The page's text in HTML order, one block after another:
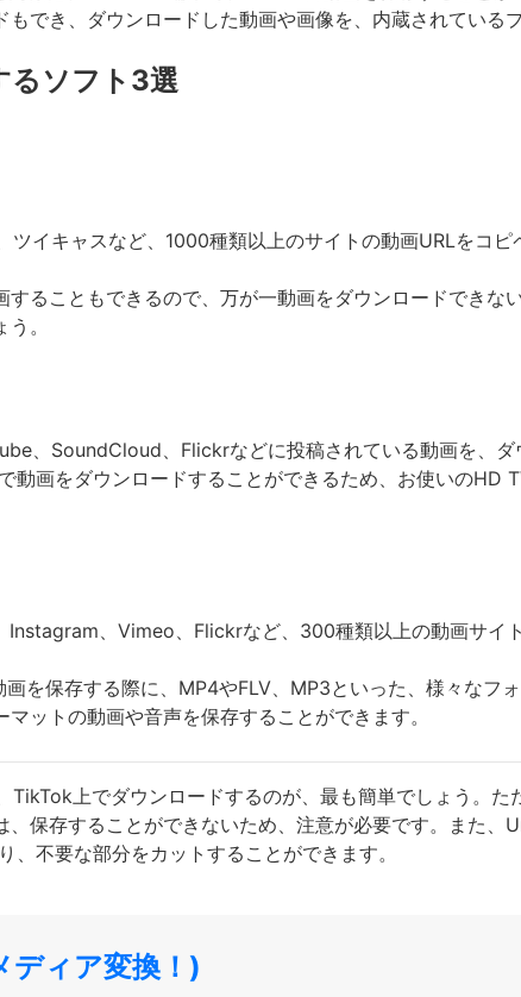
でき、ダウンロードした動画や画像を、内蔵されている
るソフト3選
イキャスなど、1000種類以上のサイトの動画URLをコピ
することもできるので、万が一動画をダウンロードできな
。
、SoundCloud、Flickrなどに投稿されている動画を、ダ
画をダウンロードすることができるため、お使いのHD
、Vimeo、Flickrなど、300種類以上の動画サイ
を保存する際に、MP4やFLV、MP3といった、様々なフ
ットの動画や音声を保存することができます。
上でダウンロードするのが、最も簡単でしょう。
保存することができないため、注意が必要です。また、
不要な部分をカットすることができます。
ィア変換！)